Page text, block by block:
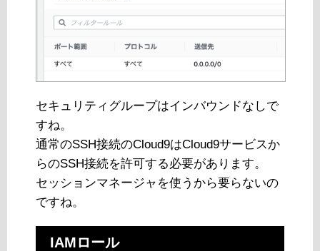
セキュリティグループはインバウンドなしで
すね。
通常のSSH接続のCloud9はCloud9サービスか
らのSSH接続を許可する必要があります。
セッションマネージャを使うから要らないの
ですね。
IAMロール